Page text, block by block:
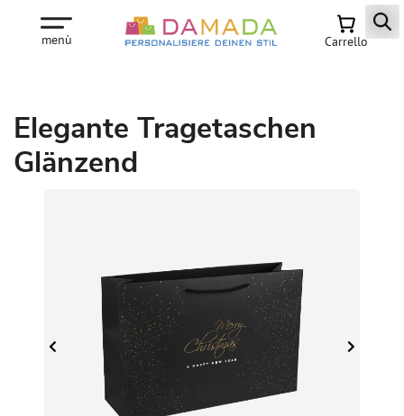
menù Carrello
Elegante Tragetaschen
Glänzend